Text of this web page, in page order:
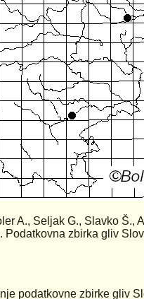
A., Seljak G., Slavko Š.,
. Podatkovna zbirka gliv
podatkovne zbirke gliv